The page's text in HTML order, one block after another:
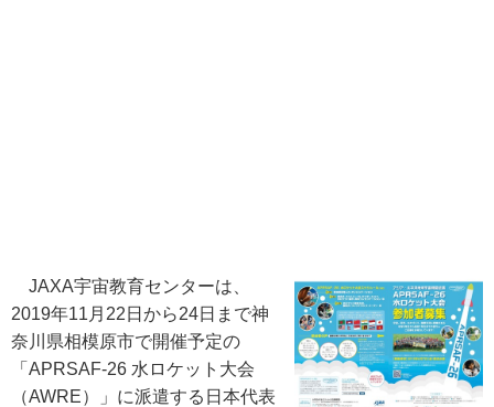
JAXA宇宙教育センターは、
2019年11月22日から24日まで神
奈川県相模原市で開催予定の
「APRSAF-26 水ロケット大会
（AWRE）」に派遣する日本代表